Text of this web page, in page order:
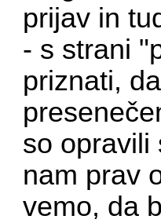
prijav in
- s strani
priznati,
so opravili
nam prav
vemo, da